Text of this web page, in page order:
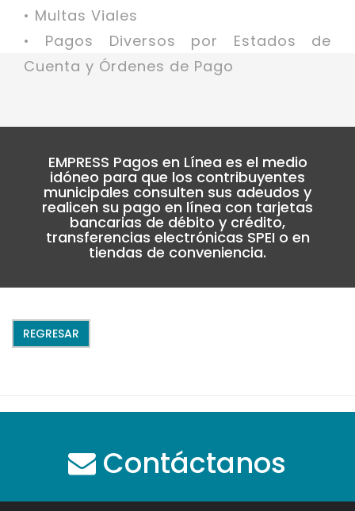
• Multas Viales
• Pagos Diversos por Estados de
Cuenta y Órdenes de Pago
EMPRESS Pagos en Línea es el medio
idóneo para que los contribuyentes
municipales consulten sus adeudos y
realicen su pago en línea con tarjetas
bancarias de débito y crédito,
transferencias electrónicas SPEI o en
tiendas de conveniencia.
REGRESAR
Contáctanos